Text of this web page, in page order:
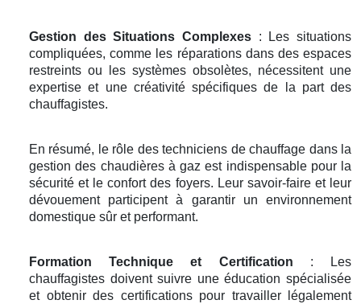
Gestion des Situations Complexes : Les situations
compliquées, comme les réparations dans des espaces
restreints ou les systèmes obsolètes, nécessitent une
expertise et une créativité spécifiques de la part des
chauffagistes.
En résumé, le rôle des techniciens de chauffage dans la
gestion des chaudières à gaz est indispensable pour la
sécurité et le confort des foyers. Leur savoir-faire et leur
dévouement participent à garantir un environnement
domestique sûr et performant.
Formation Technique et Certification : Les
chauffagistes doivent suivre une éducation spécialisée
et obtenir des certifications pour travailler légalement